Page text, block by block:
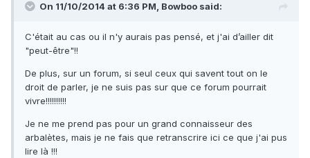
On 11/10/2014 at 6:36 PM, Bowboo said:
C'était au cas ou il n'y aurais pas pensé, et j'ai d’ailler dit
"peut-être"!!
De plus, sur un forum, si seul ceux qui savent tout on le
droit de parler, je ne suis pas sur que ce forum pourrait
vivre!!!!!!!!!!
Je ne me prend pas pour un grand connaisseur des
arbalètes, mais je ne fais que retranscrire ici ce que j'ai pus
lire là !!!